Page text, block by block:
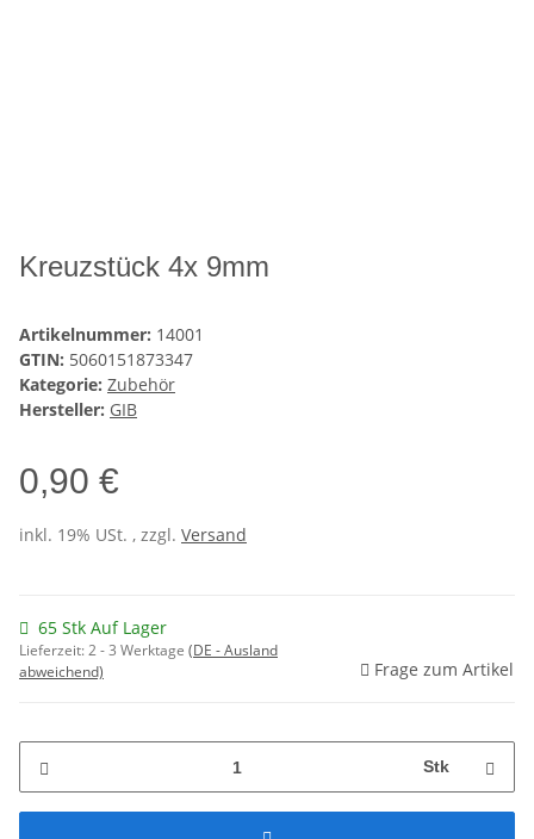
Kreuzstück 4x 9mm
Artikelnummer: 14001
GTIN: 5060151873347
Kategorie: Zubehör
Hersteller: GIB
0,90 €
inkl. 19% USt. , zzgl. Versand
65 Stk Auf Lager
Lieferzeit:2 - 3 Werktage (DE - Ausland
abweichend)
Frage zum Artikel
Stk